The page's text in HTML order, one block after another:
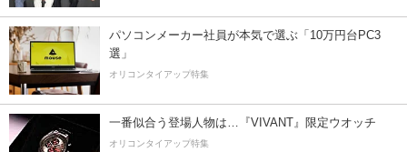
パソコンメーカー社員が本気で選ぶ「10万円台PC3
選」
オリコンタイアップ特集
一番似合う登場人物は…『VIVANT』限定ウオッチ
オリコンタイアップ特集